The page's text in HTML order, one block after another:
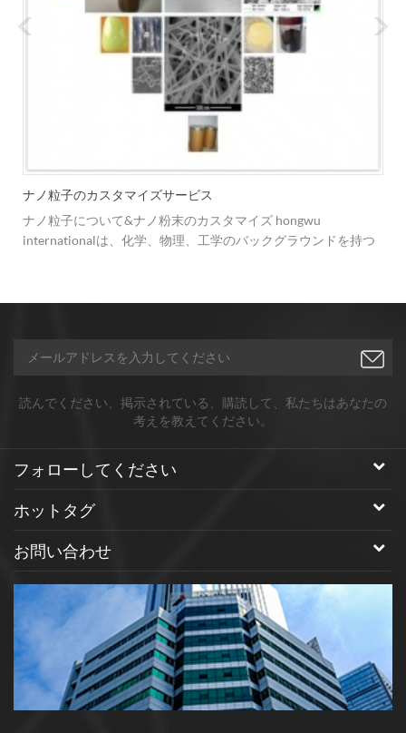
ナノ粒子のカスタマイズサービス
ナノ粒子について&ナノ粉末のカスタマイズ hongwu
internationalは、化学、物理、工学のバックグラウンドを持つ
しています。私たちは常に変化する顧客の要求に応えるため、
粉末と粒子です。我々は、10nm〜10umの広範囲の粒径を貯蔵
。 金属合金ナノ粒子： n、co、sn、cr、fe、mg、w、mo、bi、
sb、pd、pt、p、およびpに基づいてほとんどの金属合金ナノ粒
び三元合金が利用可能である。 3.表面改質と分散： 特に炭素系
ナノ粒子中に特定の官能基を有するナノ材料を製造することが
社の標準製品を改造するか、お客様のニーズを満たす新しいナ
のナノ粒子は、エレクトロニクス、エネルギー生成および貯
る新製品の開発のために産業、軍事および学術研究室によって
適用されている。私たちの製品をナノテク市場の急速な拡大に
応用することは、ダイナミックな進化の状態にあります。 お問
い合わせ 私たちがあなたのニーズに合ったナノマテリアルを開
発する方法について議論を開始してください。
読んでください、掲示されている、購読して、私たちはあなたの
考えを教えてください。
フォローしてください
ホットタグ
お問い合わせ